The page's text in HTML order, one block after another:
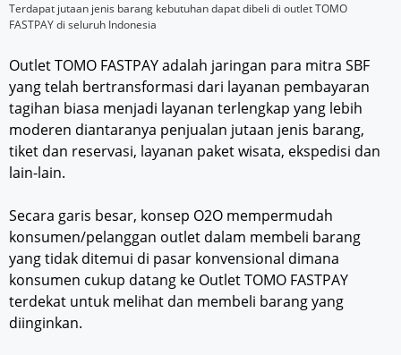
Terdapat jutaan jenis barang kebutuhan dapat dibeli di outlet TOMO
FASTPAY di seluruh Indonesia
Outlet TOMO FASTPAY adalah jaringan para mitra SBF
yang telah bertransformasi dari layanan pembayaran
tagihan biasa menjadi layanan terlengkap yang lebih
moderen diantaranya penjualan jutaan jenis barang,
tiket dan reservasi, layanan paket wisata, ekspedisi dan
lain-lain.
Secara garis besar, konsep O2O mempermudah
konsumen/pelanggan outlet dalam membeli barang
yang tidak ditemui di pasar konvensional dimana
konsumen cukup datang ke Outlet TOMO FASTPAY
terdekat untuk melihat dan membeli barang yang
diinginkan.